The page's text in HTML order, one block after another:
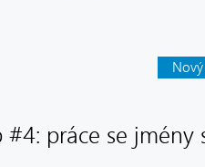
#4: práce se jmény